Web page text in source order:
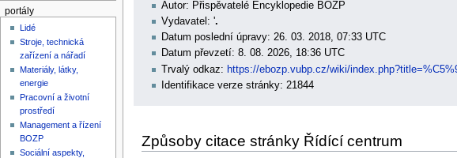
Autor: Přispěvatelé Encyklopedie BOZP
Vydavatel: '.
Datum poslední úpravy: 26. 03. 2018, 07:33 UTC
Datum převzetí: 8. 08. 2026, 18:36 UTC
Trvalý odkaz: https://ebozp.vubp.cz/wiki/
Identifikace verze stránky: 21844
Způsoby citace stránky Řídící centrum
portály
Lidé
Stroje, technická
zařízení a nářadí
Materiály, látky,
energie
Pracovní a životní
prostředí
Management a řízení
BOZP
Sociální aspekty,